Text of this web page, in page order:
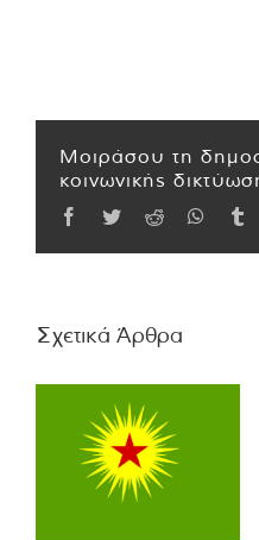
Μοιράσου τη
κοινωνικής
Facebook
TwitterReddit
Σχετικά Άρθρα